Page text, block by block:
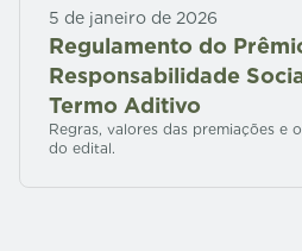
5 de janeiro de 2026
Regulamento do
Responsabilidade
Termo Aditivo
Regras, valores das premiações e
do edital.